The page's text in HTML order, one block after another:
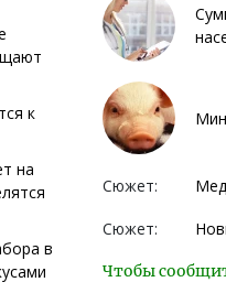
к
на
в
Сюжет:
Сюжет:
Чтобы